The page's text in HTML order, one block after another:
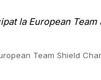
Team Shield